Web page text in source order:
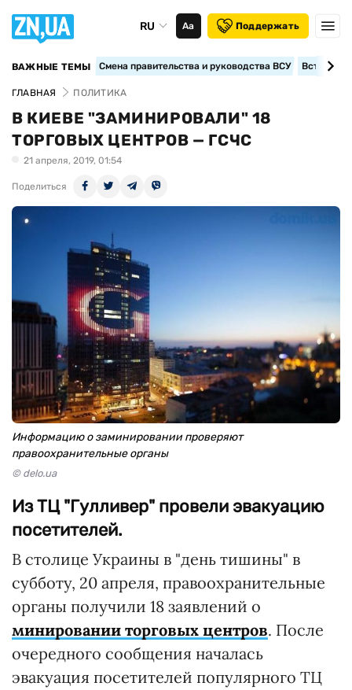
RU Аа Поддержать
ВАЖНЫЕ ТЕМЫ Смена правительства и руководства ВСУ
ГЛАВНАЯ ПОЛИТИКА
В КИЕВЕ "ЗАМИНИРОВАЛИ" 18
ТОРГОВЫХ ЦЕНТРОВ — ГСЧС
21 апреля, 2019, 01:54
Поделиться
Информацию о заминировании проверяют
правоохранительные органы
© delo.ua
Из ТЦ "Гулливер" провели эвакуацию
посетителей.
В столице Украины в "день тишины" в
субботу, 20 апреля, правоохранительные
органы получили 18 заявлений о
минировании торговых центров. После
очередного сообщения началась
эвакуация посетителей популярного ТЦ